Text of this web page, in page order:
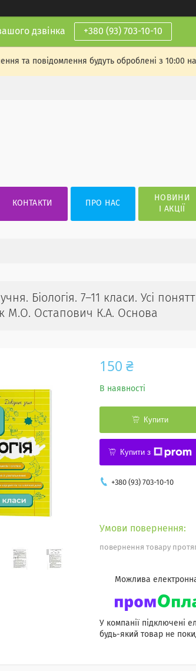
дзвінка +380 (93) 703-10-10
та повідомлення будуть оброблені з 10:00
КОНТАКТИ ПРО НАС
НОВИНИ
І АКЦІЇ
Біологія. 7–11 класи. Усі
М.О. Остапович К.А. Основа
150 ₴
В наявності
Купити
Купити з
+380 (93) 703-10-10
повернення товару
У компанії підключені
будь-який товар не